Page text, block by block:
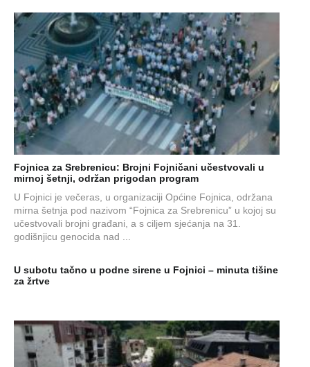
Fojnica za Srebrenicu: Brojni Fojničani učestvovali u
mirnoj šetnji, održan prigodan program
U Fojnici je večeras, u organizaciji Općine Fojnica, održana
mirna šetnja pod nazivom “Fojnica za Srebrenicu” u kojoj su
učestvovali brojni građani, a s ciljem sjećanja na 31.
godišnjicu genocida nad ...
U subotu tačno u podne sirene u Fojnici – minuta tišine
za žrtve